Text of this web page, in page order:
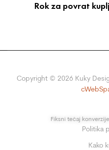
Rok za povrat
Copyright © 2026Kuky
Fiksni tečaj
Politika
Kako